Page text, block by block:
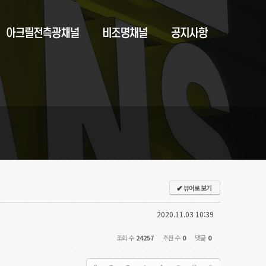
✔뷰어로 보기
2020.11.03 10:39
조회 수 24257 추천 수 0 댓글 0